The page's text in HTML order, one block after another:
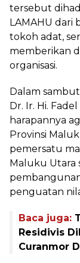
tersebut
LAMAHU dari
tokoh adat,
memberikan
organisasi.
Dalam
Dr. Ir. Hi.
harapannya
Provinsi
pemersatu
Maluku Utara
penguatan
Baca juga:
Residivis
Curanmor